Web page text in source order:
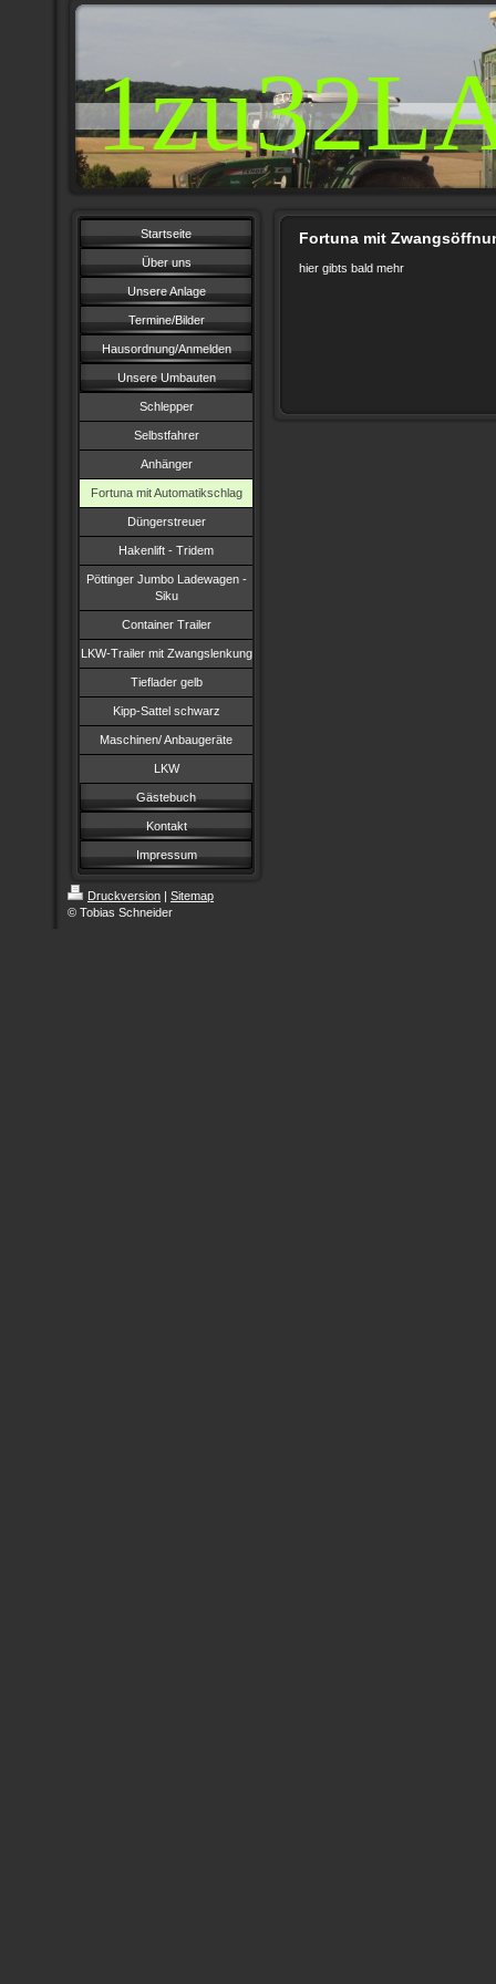
Startseite
Über uns
Unsere Anlage
Termine/Bilder
Hausordnung/Anmelden
Unsere Umbauten
Schlepper
Selbstfahrer
Anhänger
Fortuna mit Automatikschlag
Düngerstreuer
Hakenlift - Tridem
Pöttinger Jumbo Ladewagen -
Siku
Container Trailer
LKW-Trailer mit Zwangslenkung
Tieflader gelb
Kipp-Sattel schwarz
Maschinen/ Anbaugeräte
LKW
Gästebuch
Kontakt
Impressum
Fortuna mit
hier gibts bald mehr
Druckversion | Sitemap
© Tobias Schneider